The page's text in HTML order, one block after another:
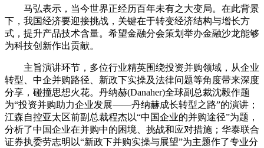
马弘表示，当今世界正经历百年未有之大变局。在此背景
下，我国经济要迎接挑战，关键在于转变经济结构与增长方
式，提升产品技术含量。希望金融分会策划举办金融沙龙能够
为科技创新作出贡献。
主旨演讲环节，多位行业精英围绕投资并购领域，从企业
转型、中企并购路径、新政下实操及法律问题等角度带来深度
分享，碰撞思想火花。丹纳赫(Danaher)全球副总裁沈毅作题
为“投资并购助力企业发展——丹纳赫成长转型之路”的演讲；
江森自控亚太区前副总裁程杰以“中国企业的并购途径”为题，
分析了中国企业在并购中的困境、挑战和应对措施；华泰联合
证券执委劳志明以“新政下并购实操与展望”为主题作了专业分